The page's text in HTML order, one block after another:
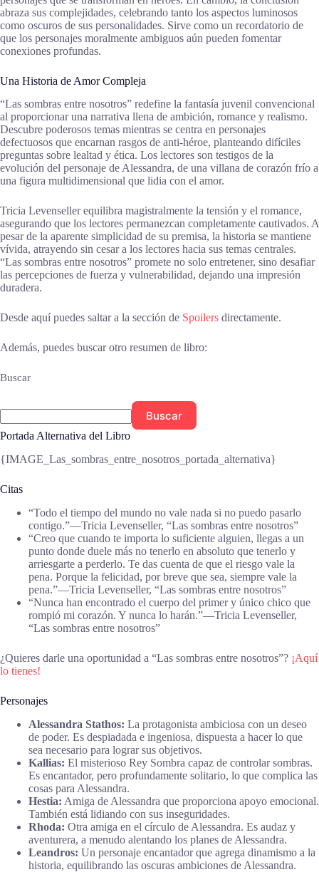
abraza sus complejidades, celebrando tanto los aspectos luminosos
como oscuros de sus personalidades. Sirve como un recordatorio de
que los personajes moralmente ambiguos aún pueden fomentar
conexiones profundas.
Una Historia de Amor Compleja
“Las sombras entre nosotros” redefine la fantasía juvenil convencional
al proporcionar una narrativa llena de ambición, romance y realismo.
Descubre poderosos temas mientras se centra en personajes
defectuosos que encarnan rasgos de anti-héroe, planteando difíciles
preguntas sobre lealtad y ética. Los lectores son testigos de la
evolución del personaje de Alessandra, de una villana de corazón frío a
una figura multidimensional que lidia con el amor.
Tricia Levenseller equilibra magistralmente la tensión y el romance,
asegurando que los lectores permanezcan completamente cautivados. A
pesar de la aparente simplicidad de su premisa, la historia se mantiene
vívida, atrayendo sin cesar a los lectores hacia sus temas centrales.
“Las sombras entre nosotros” promete no solo entretener, sino desafiar
las percepciones de fuerza y vulnerabilidad, dejando una impresión
duradera.
Desde aquí puedes saltar a la sección de Spoilers directamente.
Además, puedes buscar otro resumen de libro:
Buscar
Buscar
Portada Alternativa del Libro
{IMAGE_Las_sombras_entre_nosotros_portada_alternativa}
Citas
“Todo el tiempo del mundo no vale nada si no puedo pasarlo
contigo.”―Tricia Levenseller, “Las sombras entre nosotros”
“Creo que cuando te importa lo suficiente alguien, llegas a un
punto donde duele más no tenerlo en absoluto que tenerlo y
arriesgarte a perderlo. Te das cuenta de que el riesgo vale la
pena. Porque la felicidad, por breve que sea, siempre vale la
pena.”―Tricia Levenseller, “Las sombras entre nosotros”
“Nunca han encontrado el cuerpo del primer y único chico que
rompió mi corazón. Y nunca lo harán.”―Tricia Levenseller,
“Las sombras entre nosotros”
¿Quieres darle una oportunidad a “Las sombras entre nosotros”? ¡Aquí
lo tienes!
Personajes
Alessandra Stathos: La protagonista ambiciosa con un deseo
de poder. Es despiadada e ingeniosa, dispuesta a hacer lo que
sea necesario para lograr sus objetivos.
Kallias: El misterioso Rey Sombra capaz de controlar sombras.
Es encantador, pero profundamente solitario, lo que complica las
cosas para Alessandra.
Hestia: Amiga de Alessandra que proporciona apoyo emocional.
También está lidiando con sus inseguridades.
Rhoda: Otra amiga en el círculo de Alessandra. Es audaz y
aventurera, a menudo alentando los planes de Alessandra.
Leandros: Un personaje encantador que agrega dinamismo a la
historia, equilibrando las oscuras ambiciones de Alessandra.